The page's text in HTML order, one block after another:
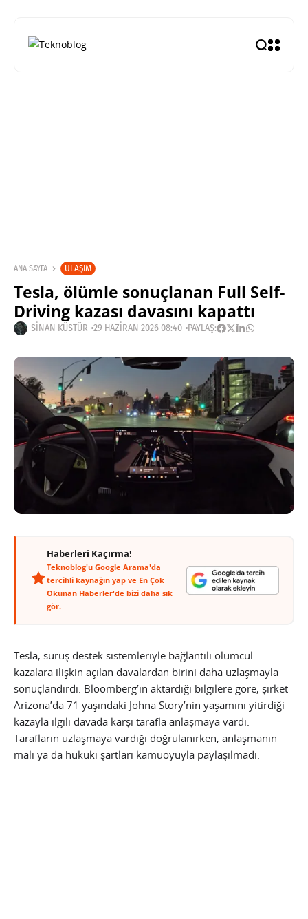
ANA SAYFA ULAŞIM
Tesla, ölümle sonuçlanan Full Self-
Driving kazası davasını kapattı
SINAN KÜSTÜR 29 HAZIRAN 2026 08:40 PAYLAŞ:
Haberleri Kaçırma!
Teknoblog'u Google Arama'da
tercihli kaynağın yap ve En Çok
Okunan Haberler'de bizi daha sık
gör.
Tesla, sürüş destek sistemleriyle bağlantılı ölümcül
kazalara ilişkin açılan davalardan birini daha uzlaşmayla
sonuçlandırdı. Bloomberg’in aktardığı bilgilere göre, şirket
Arizona’da 71 yaşındaki Johna Story’nin yaşamını yitirdiği
kazayla ilgili davada karşı tarafla anlaşmaya vardı.
Tarafların uzlaşmaya vardığı doğrulanırken, anlaşmanın
mali ya da hukuki şartları kamuoyuyla paylaşılmadı.